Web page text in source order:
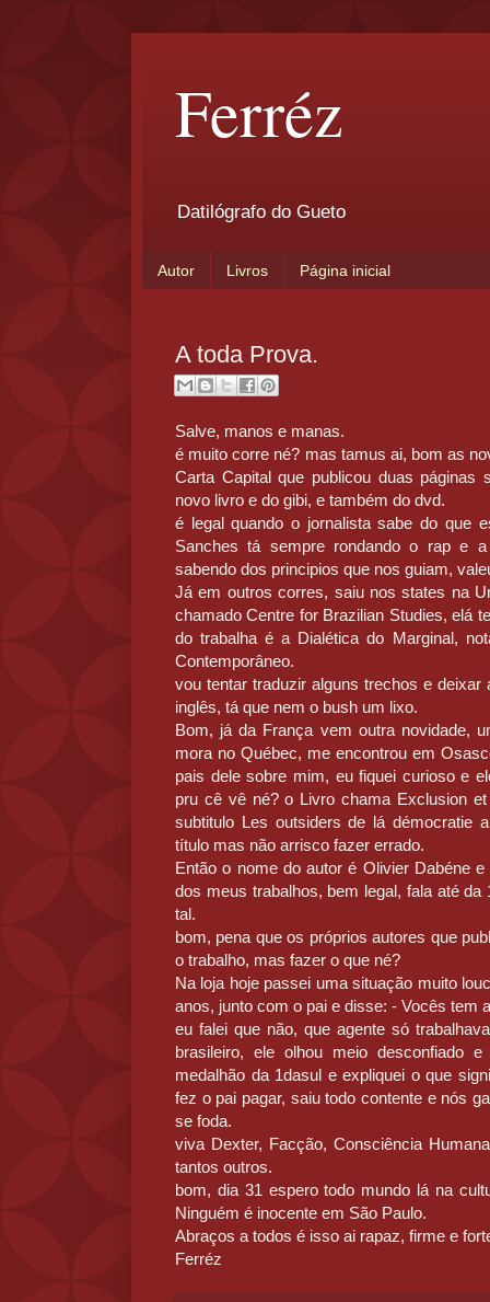
Ferréz
Datilógrafo do Gueto
Autor Livros Página inicial
A toda Prova.
Salve, manos e manas.
é muito corre né? mas tamus ai, bom as
Carta Capital que publicou duas páginas
novo livro e do gibi, e também do dvd.
é legal quando o jornalista sabe do que
Sanches tá sempre rondando o rap e a
sabendo dos principios que nos guiam,
Já em outros corres, saiu nos states na
chamado Centre for Brazilian Studies, elá
do trabalha é a Dialética do Marginal,
Contemporâneo.
vou tentar traduzir alguns trechos e
inglês, tá que nem o bush um lixo.
Bom, já da França vem outra novidade,
mora no Québec, me encontrou em
pais dele sobre mim, eu fiquei curioso e
pru cê vê né? o Livro chama Exclusion
subtitulo Les outsiders de lá démocratie
título mas não arrisco fazer errado.
Então o nome do autor é Olivier Dabéne
dos meus trabalhos, bem legal, fala até
tal.
bom, pena que os próprios autores que
o trabalho, mas fazer o que né?
Na loja hoje passei uma situação muito
anos, junto com o pai e disse: - Vocês tem
eu falei que não, que agente só
brasileiro, ele olhou meio desconfiado
medalhão da 1dasul e expliquei o que
fez o pai pagar, saiu todo contente e nós
se foda.
viva Dexter, Facção, Consciência
tantos outros.
bom, dia 31 espero todo mundo lá na
Ninguém é inocente em São Paulo.
Abraços a todos é isso ai rapaz, firme e
Ferréz